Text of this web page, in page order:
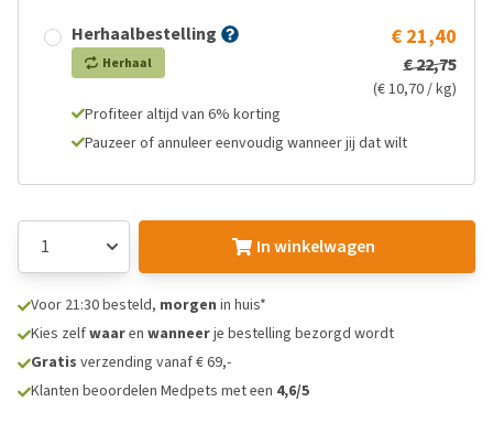
Herhaalbestelling
Herhaal
€ 21,40
€ 22,75
(€ 10,70 / kg)
Profiteer altijd van 6% korting
Pauzeer of annuleer eenvoudig wanneer jij dat wilt
In winkelwagen
Voor 21:30 besteld, morgen in huis*
Kies zelfwaaren wanneerje bestelling bezorgd wordt
Gratis verzending vanaf € 69,-
Klanten beoordelen Medpets met een 4,6/5